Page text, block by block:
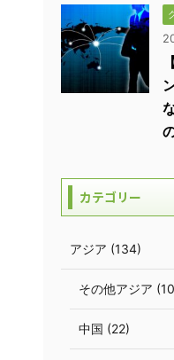
カテゴリー
アジア (134)
その他アジア
中国 (22)